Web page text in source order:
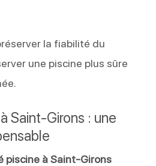
la fiabilité du
une piscine plus sûre
Saint-Girons : une
piscine à Saint-Girons